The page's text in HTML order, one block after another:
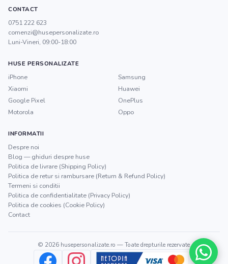
CONTACT
0751 222 623
comenzi@husepersonalizate.ro
Luni-Vineri, 09:00-18:00
HUSE PERSONALIZATE
iPhone
Samsung
Xiaomi
Huawei
Google Pixel
OnePlus
Motorola
Oppo
INFORMATII
Despre noi
Blog — ghiduri despre huse
Politica de livrare (Shipping Policy)
Politica de retur si rambursare (Return & Refund Policy)
Termeni si conditii
Politica de confidentialitate (Privacy Policy)
Politica de cookies (Cookie Policy)
Contact
© 2026 husepersonalizate.ro — Toate drepturile rezervate